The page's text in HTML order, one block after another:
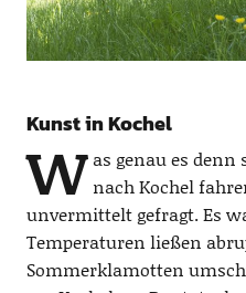
Kunst in Kochel
W as genau es
nach Kochel
unvermittelt gefragt. Es
Temperaturen ließen
Sommerklamotten